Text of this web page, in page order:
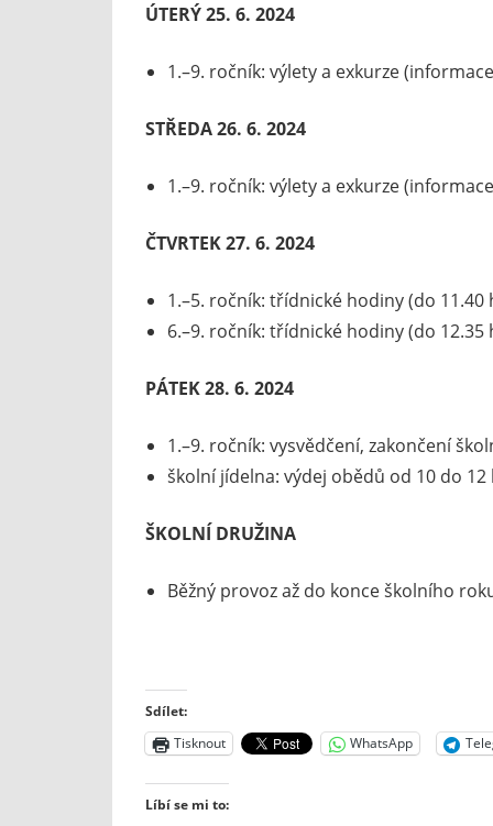
ÚTERÝ 25. 6. 2024
1.–9. ročník: výlety a exkurze
STŘEDA 26. 6. 2024
1.–9. ročník: výlety a exkurze
ČTVRTEK 27. 6. 2024
1.–5. ročník: třídnické hodiny (do 11.40
6.–9. ročník: třídnické hodiny (do 12.35
PÁTEK 28. 6. 2024
1.–9. ročník: vysvědčení, zakončení
školní jídelna: výdej obědů od 10 do 12
ŠKOLNÍ DRUŽINA
Běžný provoz až do konce školního
Sdílet:
Tisknout
WhatsApp
Líbí se mi to: